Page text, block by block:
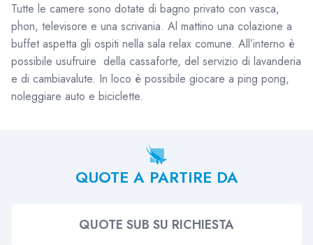
Tutte le camere sono dotate di bagno privato con vasca,
phon, televisore e una scrivania. Al mattino una colazione a
buffet aspetta gli ospiti nella sala relax comune. All’interno è
possibile usufruire della cassaforte, del servizio di lavanderia
e di cambiavalute. In loco è possibile giocare a ping pong,
noleggiare auto e biciclette.
QUOTE A PARTIRE DA
QUOTE SUB SU RICHIESTA